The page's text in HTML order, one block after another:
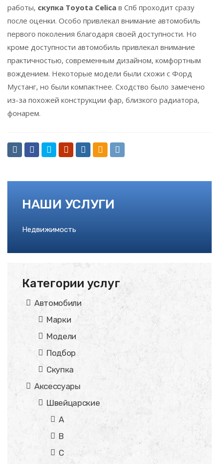
работы, скупка Toyota Celica в Спб проходит сразу
после оценки. Особо привлекал внимание автомобиль
первого поколения благодаря своей доступности. Но
кроме доступности автомобиль привлекал внимание
практичностью, современным дизайном, комфортным
вождением. Некоторые модели были схожи с Форд
Мустанг, но были компактнее. Сходство было замечено
из-за похожей конструкции фар, близкого радиатора,
фонарем.
НАШИ УСЛУГИ
Недвижимость
Категории услуг
Автомобили
Марки
Модели
Подбор
Скупка
Аксессуары
Швейцарские
A
B
C